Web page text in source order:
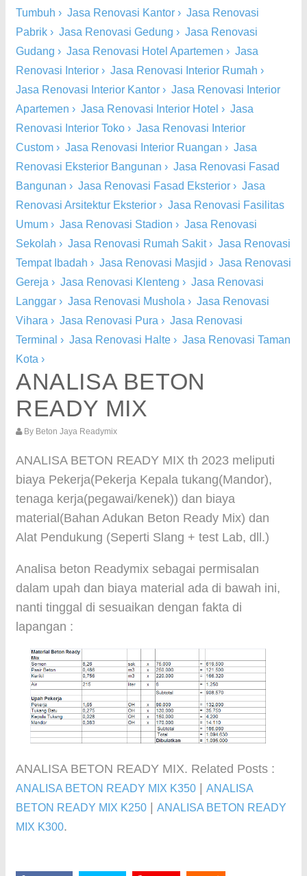
Tumbuh › Jasa Renovasi Kantor › Jasa Renovasi
Pabrik › Jasa Renovasi Gedung › Jasa Renovasi
Gudang › Jasa Renovasi Hotel Apartemen › Jasa
Renovasi Interior › Jasa Renovasi Interior Rumah ›
Jasa Renovasi Interior Kantor › Jasa Renovasi Interior
Apartemen › Jasa Renovasi Interior Hotel › Jasa
Renovasi Interior Toko › Jasa Renovasi Interior
Custom › Jasa Renovasi Interior Ruangan › Jasa
Renovasi Eksterior Bangunan › Jasa Renovasi Fasad
Bangunan › Jasa Renovasi Fasad Eksterior › Jasa
Renovasi Arsitektur Eksterior › Jasa Renovasi Fasilitas
Umum › Jasa Renovasi Stadion › Jasa Renovasi
Sekolah › Jasa Renovasi Rumah Sakit› Jasa Renovasi
Tempat Ibadah › Jasa Renovasi Masjid › Jasa Renovasi
Gereja › Jasa Renovasi Klenteng › Jasa Renovasi
Langgar › Jasa Renovasi Mushola › Jasa Renovasi
Vihara › Jasa Renovasi Pura › Jasa Renovasi
Terminal › Jasa Renovasi Halte › Jasa Renovasi Taman
Kota ›
ANALISA BETON
READY MIX
By Beton Jaya Readymix
ANALISA BETON READY MIX th 2023 meliputi
biaya Pekerja(Pekerja Kepala tukang(Mandor),
tenaga kerja(pegawai/kenek)) dan biaya
material(Bahan Adukan Beton Ready Mix) dan
Alat Pendukung (Seperti Slang + test Lab, dll.)
Analisa beton Readymix sebagai permisalan
dalam upah dan biaya material ada di bawah ini,
nanti tinggal di sesuaikan dengan fakta di
lapangan :
ANALISA BETON READY MIX. Related Posts :
ANALISA BETON READY MIX K350 | ANALISA
BETON READY MIX K250 | ANALISA BETON READY
MIX K300.